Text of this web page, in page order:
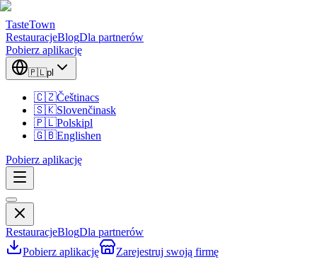
TasteTown
RestauracjeBlogDla partnerów
Pobierz aplikację
🇵🇱pl
🇨🇿Češtinacs
🇸🇰Slovenčinask
🇵🇱Polskipl
🇬🇧Englishen
Pobierz aplikację
RestauracjeBlogDla partnerów
Pobierz aplikację
Zarejestruj swoją firmę